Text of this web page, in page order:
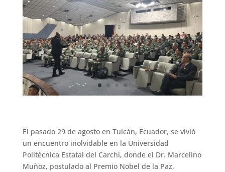
El pasado 29 de agosto en Tulcán, Ecuador, se vivió
un encuentro inolvidable en la Universidad
Politécnica Estatal del Carchi, donde el Dr. Marcelino
Muñoz, postulado al Premio Nobel de la Paz,